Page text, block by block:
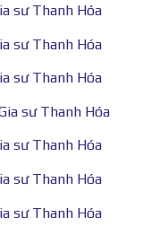
sư Thanh Hóa
sư Thanh Hóa
sư Thanh Hóa
sư Thanh Hóa
sư Thanh Hóa
sư Thanh Hóa
sư Thanh Hóa